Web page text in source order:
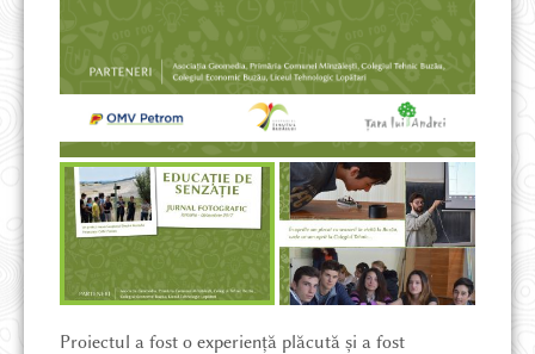
AVENTURĂ ȘI DRUMEȚIE
HĂRȚI ȘI CĂRȚI
Proiectul a fost o experiență plăcută și a fost